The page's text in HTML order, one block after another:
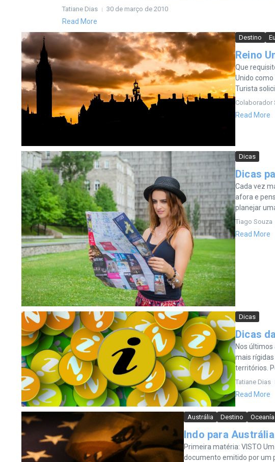
Tatiane Dias 30 de março de 2010
Read More
Destino
Reino
Que
Unido
Turista
Colaborador
Read More
Dicas
Dicas
Cada vez
afora e
planejar
Tiago Souza
Read More
Dicas
Dicas
Nos
mais
territórios.
Tatiane Dias
Read More
Austrália Destino Oceanía
Indo para
Primeira matéria: VISTO
documento emitido por um